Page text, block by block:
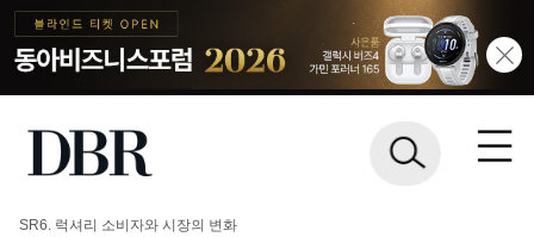
SR6. 럭셔리 소비자와 시장의 변화